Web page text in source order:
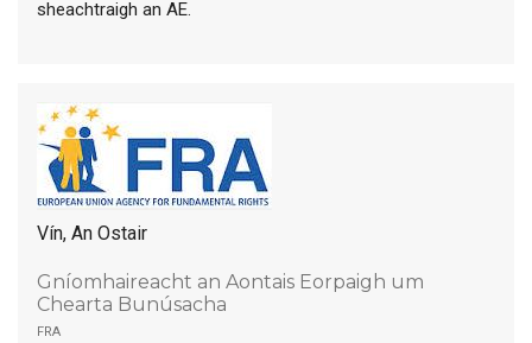
sheachtraigh an AE.
Vín, An Ostair
Gníomhaireacht an Aontais Eorpaigh um
Chearta Bunúsacha
fra